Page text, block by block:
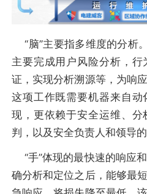
“脑”主要指多维度的分析
主要完成用户风险分析，
证，实现分析溯源等，为响
这项工作既需要机器来自
现，更依赖于安全运维、
判，以及安全负责人和领导的
“手”体现的最快速的响应
确分析和定位之后，能够最